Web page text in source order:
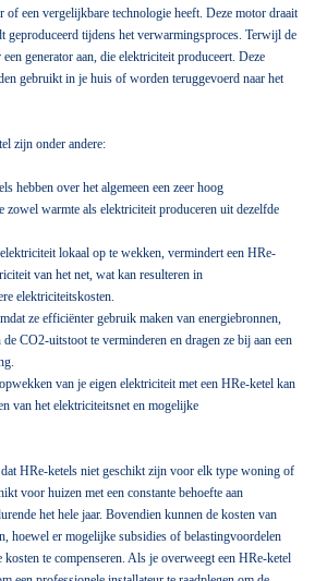
een vergelijkbare technologie heeft. Deze motor draait
geproduceerd tijdens het verwarmingsproces. Terwijl de
generator aan, die elektriciteit produceert. Deze
gebruikt in je huis of worden teruggevoerd naar het
zijn onder andere:
hebben over het algemeen een zeer hoog
zowel warmte als elektriciteit produceren uit dezelfde
lokaal op te wekken, vermindert een HRe-
van het net, wat kan resulteren in
elektriciteitskosten.
ze efficiënter gebruik maken van energiebronnen,
CO2-uitstoot te verminderen en dragen ze bij aan een
van je eigen elektriciteit met een HRe-ketel kan
van het elektriciteitsnet en mogelijke
HRe-ketels niet geschikt zijn voor elk type woning of
voor huizen met een constante behoefte aan
het hele jaar. Bovendien kunnen de kosten van
hoewel er mogelijke subsidies of belastingvoordelen
te compenseren. Als je overweegt een HRe-ketel